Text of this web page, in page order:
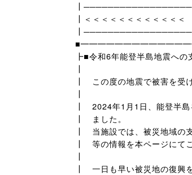
┃＜＜＜＜＜＜＜＜＜
┣■令和6年能登半島地震への
┃
┃ この度の地震で被害を受
┃
┃ 2024年1月1日、能登半島
┃ ました。
┃ 当施設では、被災地域の
┃ 等の情報を本ページにてご
┃
┃ 一日も早い被災地の復興